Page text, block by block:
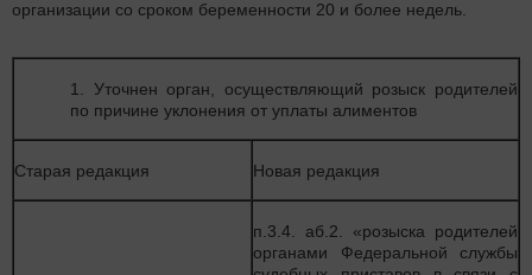
организации со сроком беременности 20 и более недель.
1. Уточнен орган, осуществляющий розыск родителей
по причине уклонения от уплаты алиментов
Старая редакция Новая редакция
п.3.4. аб.2. «розыска родителей
органами Федеральной службы